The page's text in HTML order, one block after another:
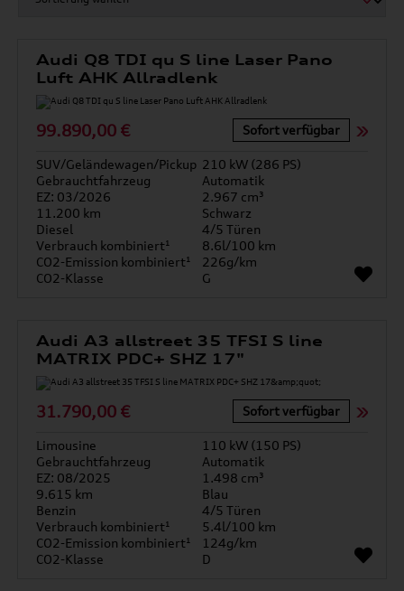
Audi Q8 TDI qu S line Laser Pano
Luft AHK Allradlenk
99.890,00 € Sofort verfügbar
SUV/Geländewagen/Pickup 210 kW (286 PS)
Gebrauchtfahrzeug
Automatik
EZ: 03/2026
2.967 cm³
11.200 km
Schwarz
Diesel
4/5 Türen
Verbrauch kombiniert¹
8.6l/100 km
CO2-Emission kombiniert¹
226g/km
CO2-Klasse
G
Audi A3 allstreet 35 TFSI S line
MATRIX PDC+ SHZ 17"
31.790,00 € Sofort verfügbar
Limousine
110 kW (150 PS)
Gebrauchtfahrzeug
Automatik
EZ: 08/2025
1.498 cm³
9.615 km
Blau
Benzin
4/5 Türen
Verbrauch kombiniert¹
5.4l/100 km
CO2-Emission kombiniert¹
124g/km
CO2-Klasse
D